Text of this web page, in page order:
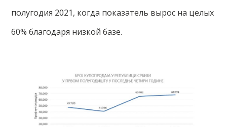
полугодия 2021, когда показатель вырос на целых
60% благодаря низкой базе.